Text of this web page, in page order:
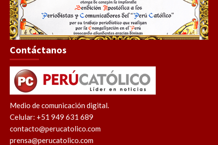
Contáctanos
Medio de comunicación digital.
Celular: +51 949 631 689
contacto@perucatolico.com
prensa@perucatolico.com